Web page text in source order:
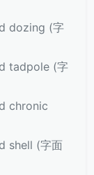
dozing (字
tadpole (字
chronic
shell (字面